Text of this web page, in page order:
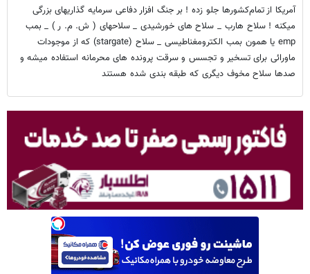
آمریکا از تمام‌کشورها جلو زده ! بر جنگ افزار دفاعی سرمایه گذاریهای بزرگی
میکنه ! سلاح هارب _ سلاح های خورشیدی _ سلاحهای ( ش. م.‌ ر ) _ بمب
emp یا همون بمب الکترومغناطیسی _ سلاح (stargate)‌ که از موجودات
ماورائی برای تسخیر و تجسس و سرقت پرونده های محرمانه استفاده میشه و
صدها سلاح مخوف دیگری که طبقه بندی شده هستند